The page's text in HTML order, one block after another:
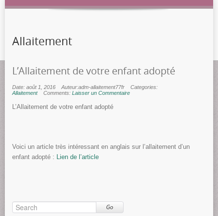
Accueil
Commentaire
Allaitement
L’Allaitement de votre enfant adopté
Date: août 1, 2016 Auteur:adm-allaitement77fr
Categories:
Allaitement
Comments: Laisser un Commentaire
L’Allaitement de votre enfant adopté
Voici un article très intéressant en anglais sur l’allaitement d’un
enfant adopté : Lien de l’article
Go